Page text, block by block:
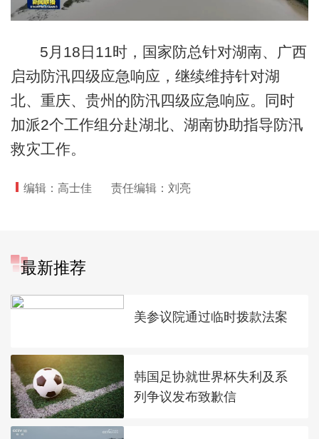
5月18日 11时，国家防总针对湖南、广西
启动防汛四级应急响应，继续维持针对湖
北、重庆、贵州的防汛四级应急响应。同时
加派2个工作组分赴湖北、湖南协助指导防汛
救灾工作。
编辑：高士佳 责任编辑：刘亮
最新推荐
美参议院通过临时拨款法案
韩国足协就世界杯失利及系
列争议发布致歉信